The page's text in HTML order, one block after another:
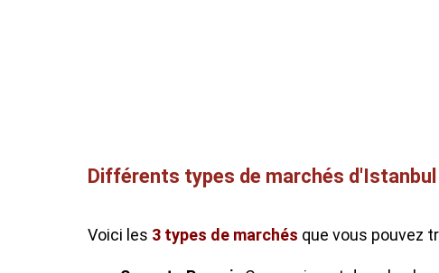
Différents types de marchés d'Istanbul
Voici les 3 types de marchés que vous pouvez